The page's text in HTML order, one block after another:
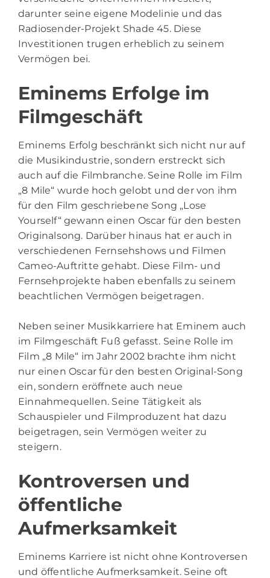
darunter seine eigene Modelinie und das
Radiosender-Projekt Shade 45. Diese
Investitionen trugen erheblich zu seinem
Vermögen bei.
Eminems Erfolge im
Filmgeschäft
Eminems Erfolg beschränkt sich nicht nur auf
die Musikindustrie, sondern erstreckt sich
auch auf die Filmbranche. Seine Rolle im Film
„8 Mile“ wurde hoch gelobt und der von ihm
für den Film geschriebene Song „Lose
Yourself“ gewann einen Oscar für den besten
Originalsong. Darüber hinaus hat er auch in
verschiedenen Fernsehshows und Filmen
Cameo-Auftritte gehabt. Diese Film- und
Fernsehprojekte haben ebenfalls zu seinem
beachtlichen Vermögen beigetragen.
Neben seiner Musikkarriere hat Eminem auch
im Filmgeschäft Fuß gefasst. Seine Rolle im
Film „8 Mile“ im Jahr 2002 brachte ihm nicht
nur einen Oscar für den besten Original-Song
ein, sondern eröffnete auch neue
Einnahmequellen. Seine Tätigkeit als
Schauspieler und Filmproduzent hat dazu
beigetragen, sein Vermögen weiter zu
steigern.
Kontroversen und
öffentliche
Aufmerksamkeit
Eminems Karriere ist nicht ohne Kontroversen
und öffentliche Aufmerksamkeit. Seine oft